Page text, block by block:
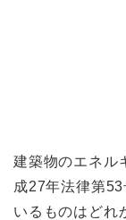
建築物のエネル
成27年法律第
いるものはどれ